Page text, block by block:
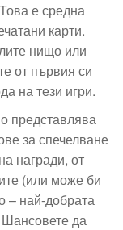
е средна
карти.
нищо или
от първия си
на тези игри.
представлява
за спечелване
награди, от
(или може би
– най-добрата
Шансовете да